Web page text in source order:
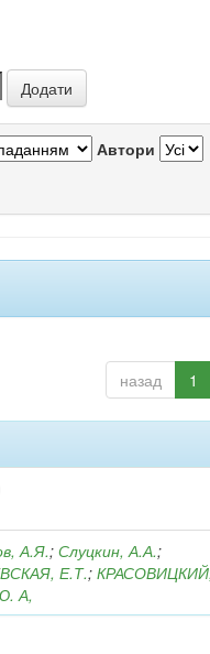
Автори
назад 1
А.Я.;Слуцкин, А.А.;
Е.Т.;
А,